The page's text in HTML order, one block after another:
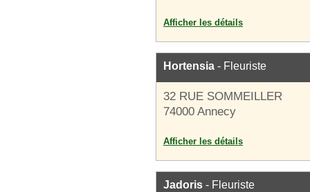
Afficher les détails
Hortensia - Fleuriste
32 RUE SOMMEILLER
74000 Annecy
Afficher les détails
Jadoris - Fleuriste